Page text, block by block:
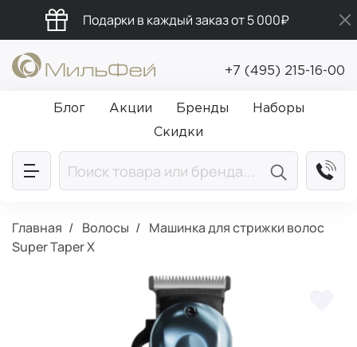
Подарки в каждый заказ от 5 000₽
Бесплатная доставка от 5 000₽
Промокод ПРИВЕТ
+7 (495) 215-16-00
Блог Акции Бренды
Наборы
Скидки
Главная Волосы
Машинка для стрижки волос
Super Taper X